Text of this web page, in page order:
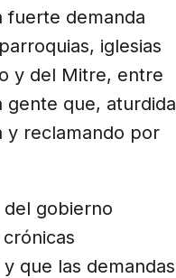
fuerte demanda
iglesias
y del Mitre, entre
gente que, aturdida
y reclamando por
del gobierno
que las demandas